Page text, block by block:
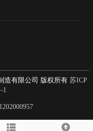
造有限公司 版权所有苏ICP
1